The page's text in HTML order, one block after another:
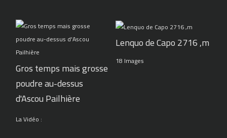
Gros temps mais grosse
poudre au-dessus
d'Ascou Pailhière
La Vidéo :
Lenquo de Capo 2716 ,m
18 Images